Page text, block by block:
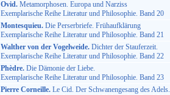
Ovid.Metamorphosen. Europa und Narziss
Exemplarische Reihe Literatur und Philosophie. Band 20
Montesquieu.Die Perserbriefe. Frühaufklärung
Exemplarische Reihe Literatur und Philosophie. Band 21
Walther von der Vogelweide.Dichter der Stauferzeit.
Exemplarische Reihe Literatur und Philosophie. Band 22
Phèdre.Die Dämonie der Liebe.
Exemplarische Reihe Literatur und Philosophie. Band 23
Pierre Corneille.Le Cid. Der Schwanengesang des Adels.